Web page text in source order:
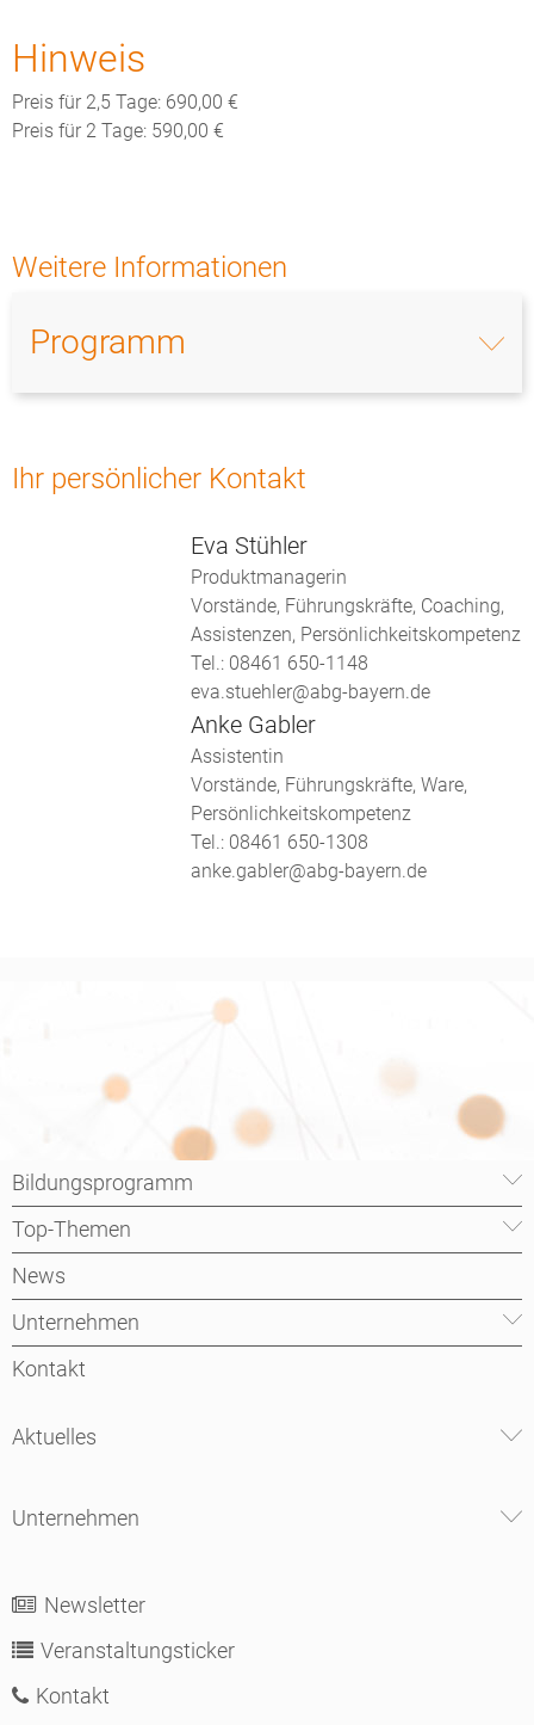
Hinweis
Preis für 2,5 Tage: 690,00 €
Preis für 2 Tage: 590,00 €
Weitere Informationen
Programm
Ihr persönlicher Kontakt
Eva Stühler
Produktmanagerin
Vorstände, Führungskräfte, Coaching,
Assistenzen, Persönlichkeitskompetenz
Tel.: 08461 650-1148
eva.stuehler@abg-bayern.de
Anke Gabler
Assistentin
Vorstände, Führungskräfte, Ware,
Persönlichkeitskompetenz
Tel.: 08461 650-1308
anke.gabler@abg-bayern.de
Bildungsprogramm
Top-Themen
News
Unternehmen
Kontakt
Aktuelles
Unternehmen
Newsletter
Veranstaltungsticker
Kontakt